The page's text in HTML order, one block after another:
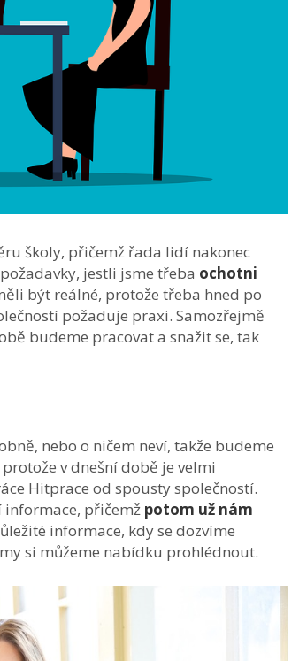
školy, přičemž řada lidí nakonec
jestli jsme třeba ochotni
být reálné, protože třeba hned po
požaduje praxi. Samozřejmě
budeme pracovat a snažit se, tak
nebo o ničem neví, takže budeme
v dnešní době je velmi
Hitprace od spousty společností.
informace, přičemž potom už nám
informace, kdy se dozvíme
si můžeme nabídku prohlédnout.